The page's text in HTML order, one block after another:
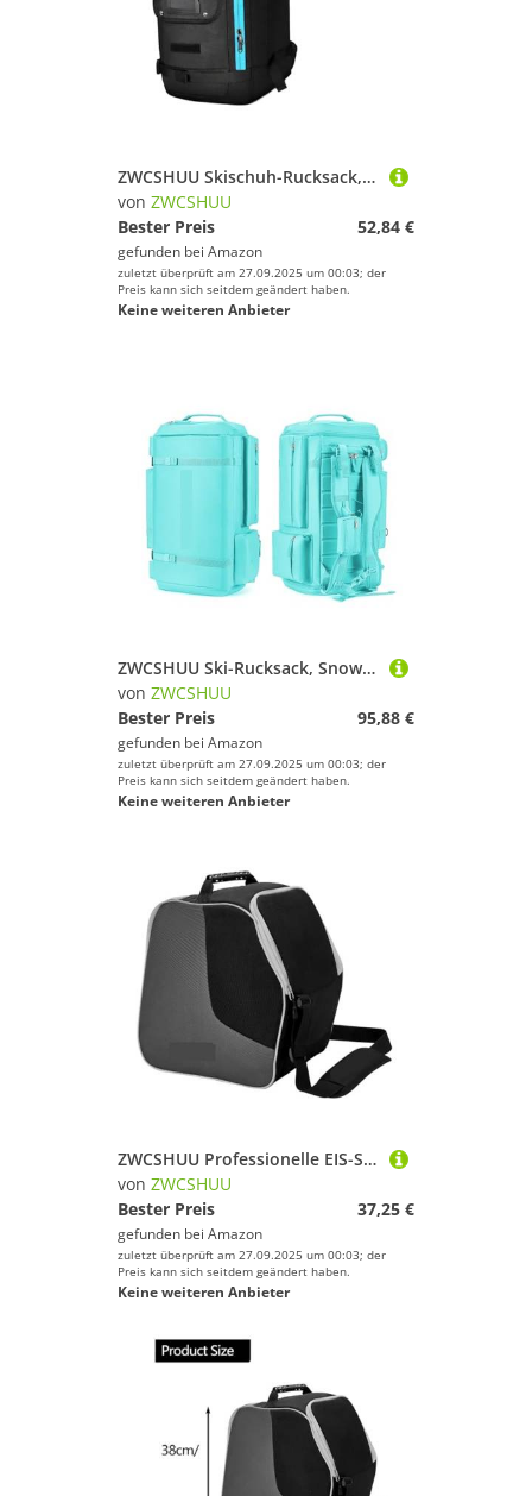
ZWCSHUU Skischuh-Rucksack, Tragetasche, robust, wasserdicht, praktischer Oxford-Stoff Skistiefel Rucksack
von ZWCSHUU
Bester Preis
52,84 €
gefunden bei Amazon
zuletzt überprüft am 27.09.2025 um 00:03; der
Preis kann sich seitdem geändert haben.
Keine weiteren Anbieter
ZWCSHUU Ski-Rucksack, Snowboard-Tasche, 55 l, große Kapazität, wasserdichte Tasche for Skischuhe, Verstellbarer wasserdichter Snowboard-Rucksack Skistiefel Rucksack(Blue)
von ZWCSHUU
Bester Preis
95,88 €
gefunden bei Amazon
zuletzt überprüft am 27.09.2025 um 00:03; der
Preis kann sich seitdem geändert haben.
Keine weiteren Anbieter
ZWCSHUU Professionelle EIS-Ski-Schneeschuh-Tasche, Rollen-Skate-Tasche, einzelne Schulter, Skating-Schuh-Aufbewahrungsrucksack, Skischuh-Aufbewahrungstasche Skistiefel Rucksack
von ZWCSHUU
Bester Preis
37,25 €
gefunden bei Amazon
zuletzt überprüft am 27.09.2025 um 00:03; der
Preis kann sich seitdem geändert haben.
Keine weiteren Anbieter